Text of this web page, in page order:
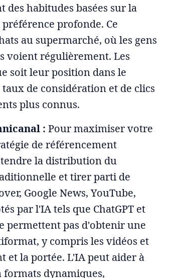
habitudes basées sur la
profonde. Ce
au supermarché, où les gens
voient régulièrement. Les
soit leur position dans le
de considération et de clics
plus connus.
: Pour maximiser votre
de référencement
la distribution du
et tirer parti de
Google News, YouTube,
par l'IA tels que ChatGPT et
permettent pas d'obtenir une
y compris les vidéos et
et la portée. L'IA peut aider à
dynamiques,